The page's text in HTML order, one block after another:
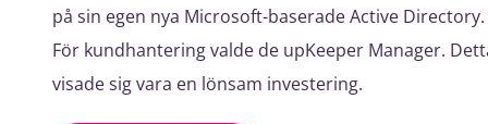
på sin egen nya Microsoft-baserade Active Directory.
För kundhantering valde de upKeeper Manager.
visade sig vara en lönsam investering.